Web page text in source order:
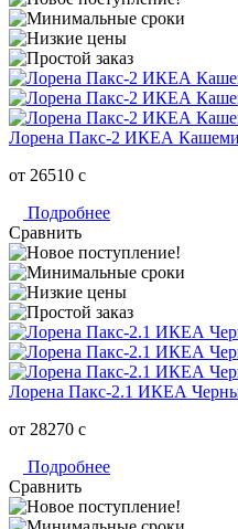
Лорена Пакс-2 ИКЕА
от 26510 c
Подробнее
Сравнить
Лорена Пакс-2.1 ИКЕА
от 28270 c
Подробнее
Сравнить